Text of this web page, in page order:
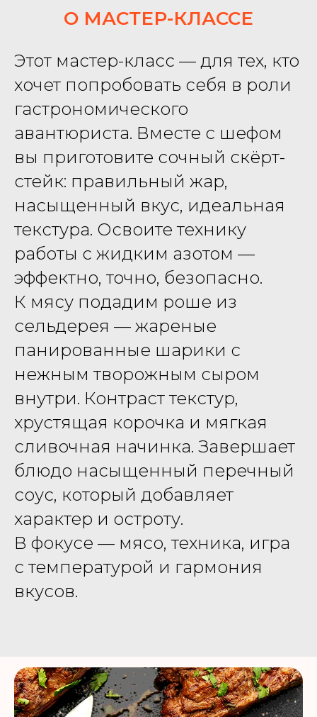
О МАСТЕР-КЛАССЕ
Этот мастер-класс — для тех, кто
хочет попробовать себя в роли
гастрономического
авантюриста. Вместе с шефом
вы приготовите сочный скёрт-
стейк: правильный жар,
насыщенный вкус, идеальная
текстура. Освоите технику
работы с жидким азотом —
эффектно, точно, безопасно.
К мясу подадим роше из
сельдерея — жареные
панированные шарики с
нежным творожным сыром
внутри. Контраст текстур,
хрустящая корочка и мягкая
сливочная начинка. Завершает
блюдо насыщенный перечный
соус, который добавляет
характер и остроту.
В фокусе — мясо, техника, игра
с температурой и гармония
вкусов.